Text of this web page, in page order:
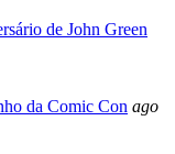
de John Green
da Comic Con ago